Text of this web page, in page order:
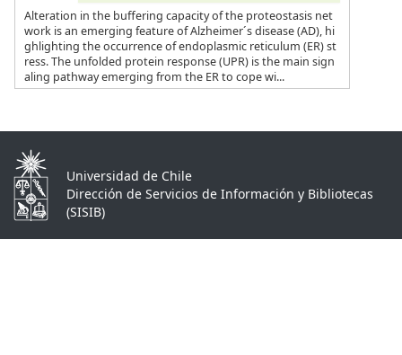
Alteration in the buffering capacity of the proteostasis net
work is an emerging feature of Alzheimer´s disease (AD), hi
ghlighting the occurrence of endoplasmic reticulum (ER) st
ress. The unfolded protein response (UPR) is the main sign
aling pathway emerging from the ER to cope wi...
Universidad de Chile
Dirección de Servicios de Información y Bibliotecas
(SISIB)